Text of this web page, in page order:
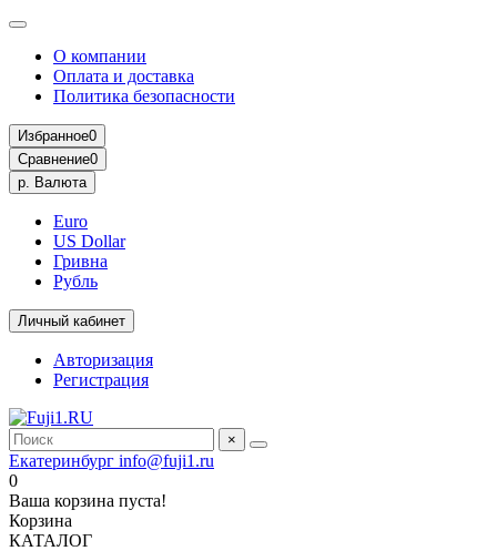
О компании
Оплата и доставка
Политика безопасности
Избранное0
Сравнение0
р. Валюта
Euro
US Dollar
Гривна
Рубль
Личный кабинет
Авторизация
Регистрация
×
Екатеринбург info@fuji1.ru
0
Ваша корзина пуста!
Корзина
КАТАЛОГ